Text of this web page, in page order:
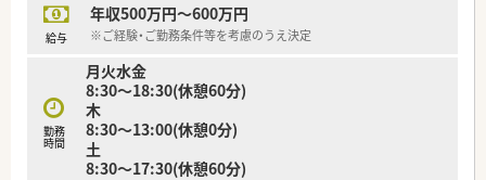
給与
年収500万円～600万円
※ご経験・ご勤務条件等を考慮のうえ決定
勤務
時間
月火水金
8:30～18:30(休憩60分)
木
8:30～13:00(休憩0分)
土
8:30～17:30(休憩60分)